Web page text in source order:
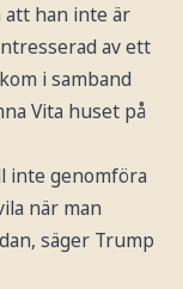
att han inte är
av ett
i samband
Vita huset på
inte genomföra
när man
säger Trump